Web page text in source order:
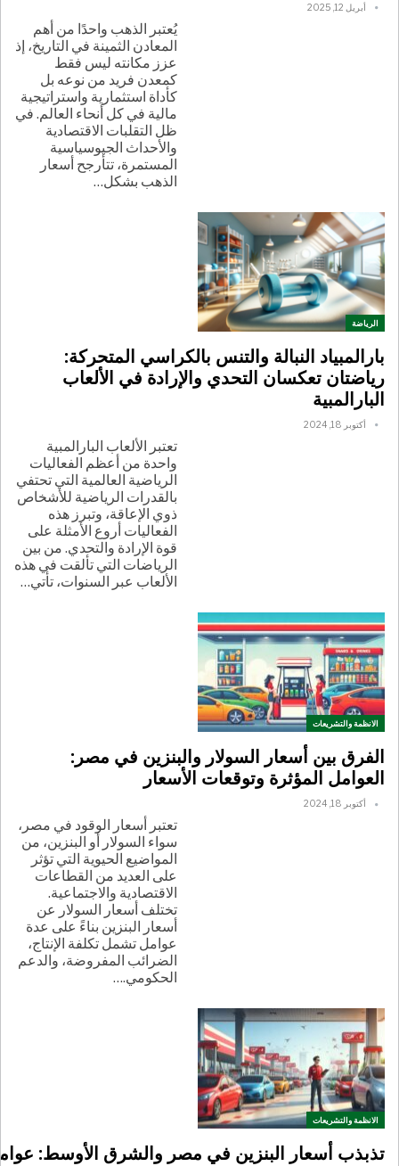
أبريل 12, 2025
يُعتبر الذهب واحدًا من أهم
المعادن الثمينة في التاريخ، إذ
عزز مكانته ليس فقط
كمعدن فريد من نوعه بل
كأداة استثمارية واستراتيجية
مالية في كل أنحاء العالم. في
ظل التقلبات الاقتصادية
والأحداث الجيوسياسية
المستمرة، تتأرجح أسعار
الذهب بشكل…
الرياضة
بارالمبياد النبالة والتنس بالكراسي المتحركة:
رياضتان تعكسان التحدي والإرادة في الألعاب
البارالمبية
أكتوبر 18, 2024
تعتبر الألعاب البارالمبية
واحدة من أعظم الفعاليات
الرياضية العالمية التي تحتفي
بالقدرات الرياضية للأشخاص
ذوي الإعاقة، وتبرز هذه
الفعاليات أروع الأمثلة على
قوة الإرادة والتحدي. من بين
الرياضات التي تألقت في هذه
الألعاب عبر السنوات، تأتي…
الانظمة والتشريعات
الفرق بين أسعار السولار والبنزين في مصر:
العوامل المؤثرة وتوقعات الأسعار
أكتوبر 18, 2024
تعتبر أسعار الوقود في مصر،
سواء السولار أو البنزين، من
المواضيع الحيوية التي تؤثر
على العديد من القطاعات
الاقتصادية والاجتماعية.
تختلف أسعار السولار عن
أسعار البنزين بناءً على عدة
عوامل تشمل تكلفة الإنتاج،
الضرائب المفروضة، والدعم
الحكومي.…
الانظمة والتشريعات
تذبذب أسعار البنزين في مصر والشرق الأوسط: